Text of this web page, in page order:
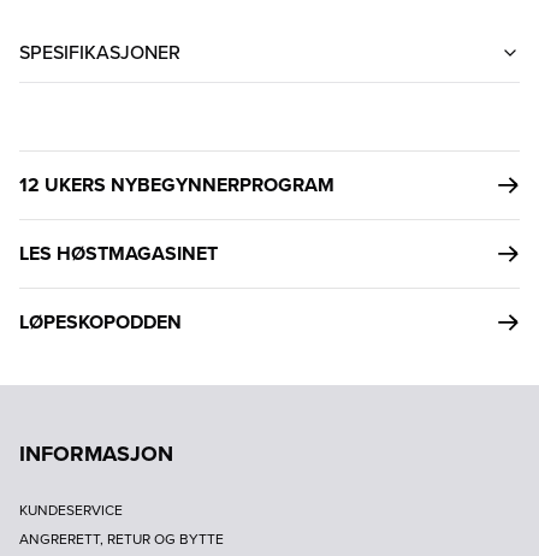
SPESIFIKASJONER
12 UKERS NYBEGYNNERPROGRAM
LES HØSTMAGASINET
LØPESKOPODDEN
INFORMASJON
KUNDESERVICE
ANGRERETT, RETUR OG BYTTE